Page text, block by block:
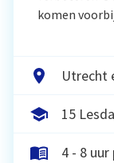
komen
Utrecht
15
4 - 8